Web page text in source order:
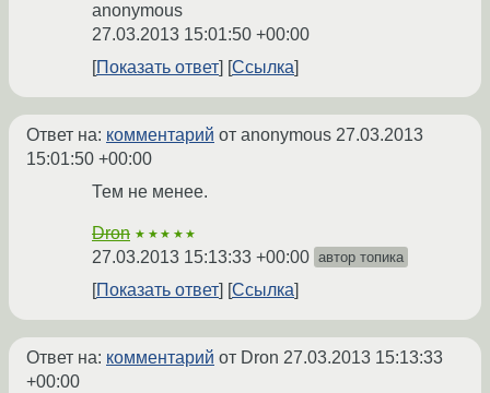
anonymous
27.03.2013 15:01:50 +00:00
Показать ответ
Ссылка
Ответ на: комментарий от anonymous 27.03.2013
15:01:50 +00:00
Тем не менее.
Dron ★★★★★
27.03.2013 15:13:33 +00:00 автор топика
Показать ответ Ссылка
Ответ на: комментарий от Dron 27.03.2013 15:13:33
+00:00